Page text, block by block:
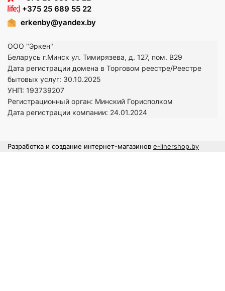
+375 25 689 55 22
erkenby@yandex.by
ООО "Эркен"
Беларусь г.Минск ул. Тимирязева, д. 127, пом. В29
Дата регистрации домена в Торговом реестре/Реестре
бытовых услуг: 30.10.2025
УНП: 193739207
Регистрационный орган: Минский Горисполком
Дата регистрации компании: 24.01.2024
Разработка и создание интернет-магазинов e-linershop.by